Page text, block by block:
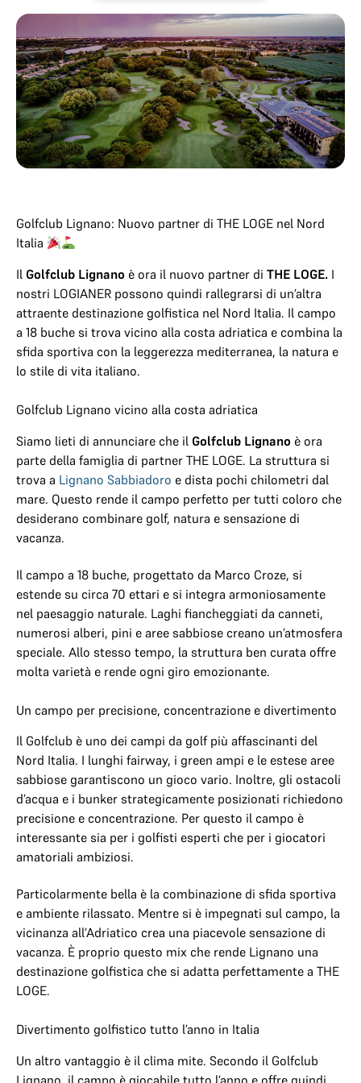
Golfclub Lignano: Nuovo partner di THE LOGE nel Nord
Italia
Il Golfclub Lignano è ora il nuovo partner di THE LOGE. I
nostri LOGIANER possono quindi rallegrarsi di un’altra
attraente destinazione golfistica nel Nord Italia. Il campo
a 18 buche si trova vicino alla costa adriatica e combina la
sfida sportiva con la leggerezza mediterranea, la natura e
lo stile di vita italiano.
Golfclub Lignano vicino alla costa adriatica
Siamo lieti di annunciare che il Golfclub Lignano è ora
parte della famiglia di partner THE LOGE. La struttura si
trova a Lignano Sabbiadoro e dista pochi chilometri dal
mare. Questo rende il campo perfetto per tutti coloro che
desiderano combinare golf, natura e sensazione di
vacanza.
Il campo a 18 buche, progettato da Marco Croze, si
estende su circa 70 ettari e si integra armoniosamente
nel paesaggio naturale. Laghi fiancheggiati da canneti,
numerosi alberi, pini e aree sabbiose creano un’atmosfera
speciale. Allo stesso tempo, la struttura ben curata offre
molta varietà e rende ogni giro emozionante.
Un campo per precisione, concentrazione e divertimento
Il Golfclub è uno dei campi da golf più affascinanti del
Nord Italia. I lunghi fairway, i green ampi e le estese aree
sabbiose garantiscono un gioco vario. Inoltre, gli ostacoli
d’acqua e i bunker strategicamente posizionati richiedono
precisione e concentrazione. Per questo il campo è
interessante sia per i golfisti esperti che per i giocatori
amatoriali ambiziosi.
Particolarmente bella è la combinazione di sfida sportiva
e ambiente rilassato. Mentre si è impegnati sul campo, la
vicinanza all’Adriatico crea una piacevole sensazione di
vacanza. È proprio questo mix che rende Lignano una
destinazione golfistica che si adatta perfettamente a THE
LOGE.
Divertimento golfistico tutto l’anno in Italia
Un altro vantaggio è il clima mite. Secondo il Golfclub